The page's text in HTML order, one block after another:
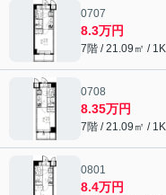
0707
8.3万円
7階 / 21.09㎡ / 1K
0708
8.35万円
7階 / 21.09㎡ / 1K
0801
8.4万円